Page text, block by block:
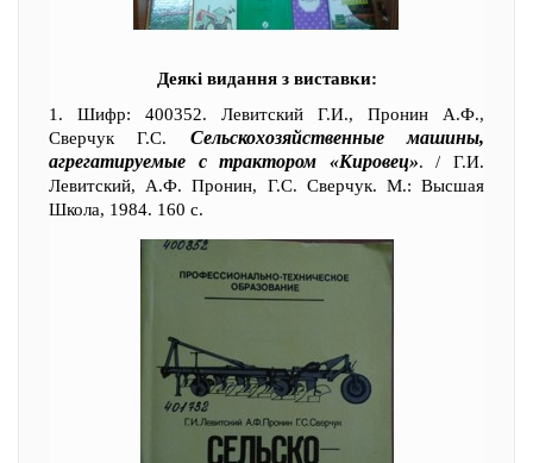
Деякі видання з виставки:
1. Шифр: 400352. Левитский Г.И., Пронин А.Ф.,
Сверчук Г.С. Сельскохозяйственные машины,
агрегатируемые с трактором «Кировец». / Г.И.
Левитский, А.Ф. Пронин, Г.С. Сверчук. М.: Высшая
Школа, 1984. 160 с.